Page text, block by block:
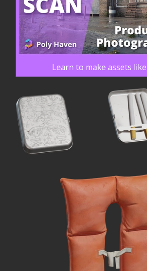
Learn to make assets